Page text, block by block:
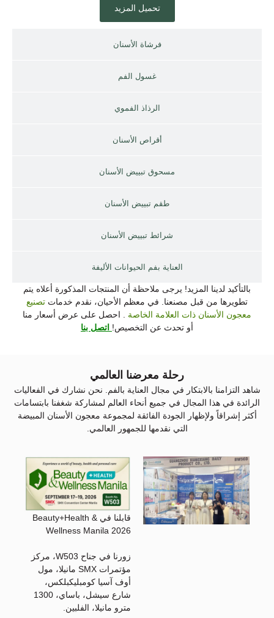
فرشاة الأسنان
غسول الفم
الرذاذ الفموي
أقراص الأسنان
مسحوق تبييض الأسنان
طقم تبييض الأسنان
شرائط تبييض الأسنان
العناية بفم الحيوانات الأليفة
تحميل المزيد
بالتأكيد لدينا المزيد! يرجى ملاحظة أن المنتجات المذكورة أعلاه يتم
تطويرها من قبل مصنعنا. في معظم الأحيان، نقدم خدمات تصنيع
معجون الأسنان ذات العلامة الخاصة . احصل على عرض أسعار منا
أو تحدث عن التخصيص! اتصل بنا
رحلة معرضنا العالمي
شاهد التزامنا بالابتكار في مجال العناية بالفم. نحن نشارك في الفعاليات
الرائدة في هذا المجال في جميع أنحاء العالم لمشاركة شغفنا بابتسامات
أكثر إشراقاً ولإظهار الجودة الفائقة لمجموعة معجون الأسنان المبيضة
التي نقدمها للجمهور العالمي.
قابلنا في Beauty+Health &
Wellness Manila 2026
زورنا في جناح W503، مركز
مؤتمرات SMX مانيلا، مول
أوف آسيا كومبلیکبلكس،
شارع سيشل، باساي، 1300
مترو مانيلا، الفلبين.